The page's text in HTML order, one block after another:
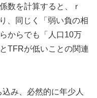
数を計算すると、ｒ
、同じく「弱い負の相
からでも「人口10万
TFRが低いことの関連
み、必然的に年少人